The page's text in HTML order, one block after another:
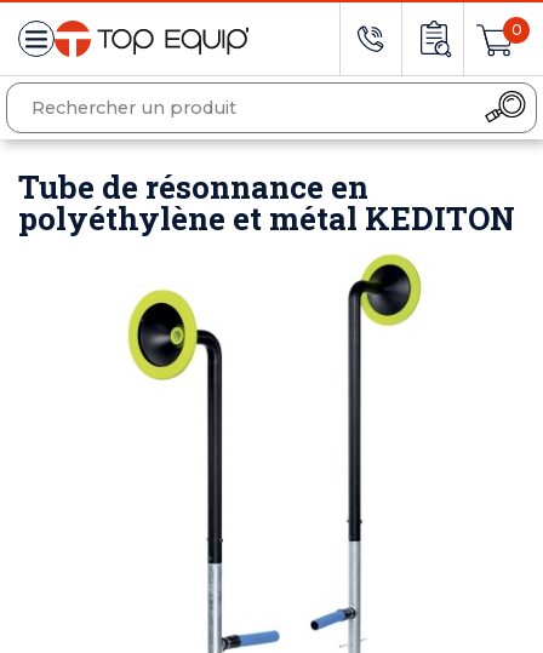
0
Tube de résonnance en
polyéthylène et métal KEDITON